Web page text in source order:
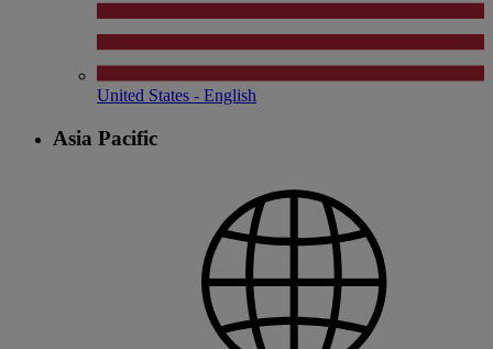
United States - English
Asia Pacific